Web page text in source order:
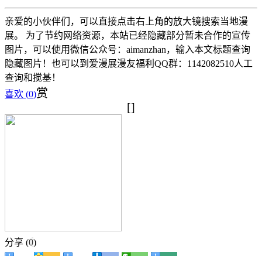
亲爱的小伙伴们，可以直接点击右上角的放大镜搜索当地漫
展。 为了节约网络资源，本站已经隐藏部分暂未合作的宣传
图片，可以使用微信公众号：aimanzhan，输入本文标题查询
隐藏图片！也可以到爱漫展漫友福利QQ群：1142082510人工
查询和搅基！
喜欢 (0)赏
[]
分享 (0)